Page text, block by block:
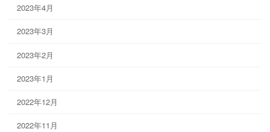
2023年4月
2023年3月
2023年2月
2023年1月
2022年12月
2022年11月